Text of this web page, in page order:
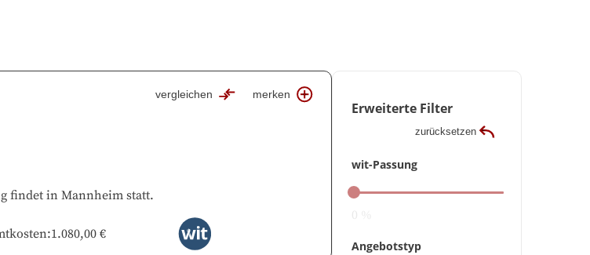
vergleichen merken
findet in Mannheim statt.
:1.080,00 €
Erweiterte Filter
zurücksetzen
wit-Passung
Angebotstyp